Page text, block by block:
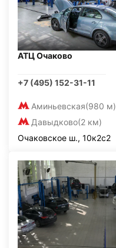
АТЦ Очаково
+7 (495) 152-31-11
Аминьевская(980 м)
Давыдково(2 км)
Очаковское ш., 10к2с2